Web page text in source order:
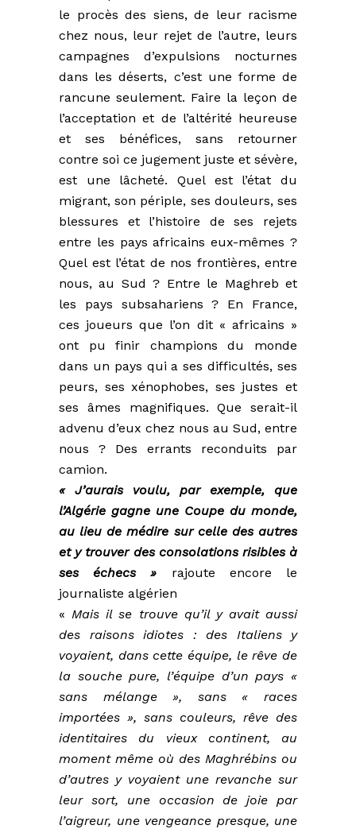
le procès des siens, de leur racisme
chez nous, leur rejet de l’autre, leurs
campagnes d’expulsions nocturnes
dans les déserts, c’est une forme de
rancune seulement. Faire la leçon de
l’acceptation et de l’altérité heureuse
et ses bénéfices, sans retourner
contre soi ce jugement juste et sévère,
est une lâcheté. Quel est l’état du
migrant, son périple, ses douleurs, ses
blessures et l’histoire de ses rejets
entre les pays africains eux-mêmes ?
Quel est l’état de nos frontières, entre
nous, au Sud ? Entre le Maghreb et
les pays subsahariens ? En France,
ces joueurs que l’on dit « africains »
ont pu finir champions du monde
dans un pays qui a ses difficultés, ses
peurs, ses xénophobes, ses justes et
ses âmes magnifiques. Que serait-il
advenu d’eux chez nous au Sud, entre
nous ? Des errants reconduits par
camion.
« J’aurais voulu, par exemple, que
l’Algérie gagne une Coupe du monde,
au lieu de médire sur celle des autres
et y trouver des consolations risibles à
ses échecs » rajoute encore le
journaliste algérien
« Mais il se trouve qu’il y avait aussi
des raisons idiotes : des Italiens y
voyaient, dans cette équipe, le rêve de
la souche pure, l’équipe d’un pays «
sans mélange », sans « races
importées », sans couleurs, rêve des
identitaires du vieux continent, au
moment même où des Maghrébins ou
d’autres y voyaient une revanche sur
leur sort, une occasion de joie par
l’aigreur, une vengeance presque, une